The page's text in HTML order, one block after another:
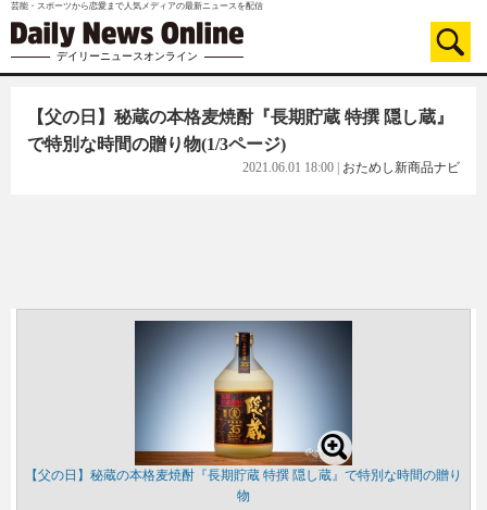
芸能・スポーツから恋愛まで人気メディアの最新ニュースを配信
デイリーニュースオンライン
【父の日】秘蔵の本格麦焼酎『長期貯蔵 特撰 隠し蔵』
で特別な時間の贈り物(1/3ページ)
2021.06.01 18:00 おためし新商品ナビ
【父の日】秘蔵の本格麦焼酎『長期貯蔵 特撰 隠し蔵』で特別な時間の贈り
物